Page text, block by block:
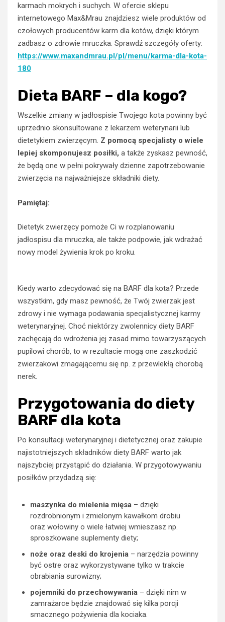
karmach mokrych i suchych. W ofercie sklepu
internetowego Max&Mrau znajdziesz wiele produktów od
czołowych producentów karm dla kotów, dzięki którym
zadbasz o zdrowie mruczka. Sprawdź szczegóły oferty:
https://www.maxandmrau.pl/pl/menu/karma-dla-kota-
180
Dieta BARF – dla kogo?
Wszelkie zmiany w jadłospisie Twojego kota powinny być
uprzednio skonsultowane z lekarzem weterynarii lub
dietetykiem zwierzęcym. Z pomocą specjalisty o wiele
lepiej skomponujesz posiłki, a także zyskasz pewność,
że będą one w pełni pokrywały dzienne zapotrzebowanie
zwierzęcia na najważniejsze składniki diety.
Pamiętaj:
Dietetyk zwierzęcy pomoże Ci w rozplanowaniu
jadłospisu dla mruczka, ale także podpowie, jak wdrażać
nowy model żywienia krok po kroku.
Kiedy warto zdecydować się na BARF dla kota? Przede
wszystkim, gdy masz pewność, że Twój zwierzak jest
zdrowy i nie wymaga podawania specjalistycznej karmy
weterynaryjnej. Choć niektórzy zwolennicy diety BARF
zachęcają do wdrożenia jej zasad mimo towarzyszących
pupilowi chorób, to w rezultacie mogą one zaszkodzić
zwierzakowi zmagającemu się np. z przewlekłą chorobą
nerek.
Przygotowania do diety
BARF dla kota
Po konsultacji weterynaryjnej i dietetycznej oraz zakupie
najistotniejszych składników diety BARF warto jak
najszybciej przystąpić do działania. W przygotowywaniu
posiłków przydadzą się:
maszynka do mielenia mięsa – dzięki
rozdrobnionym i zmielonym kawałkom drobiu
oraz wołowiny o wiele łatwiej wmieszasz np.
sproszkowane suplementy diety;
noże oraz deski do krojenia – narzędzia powinny
być ostre oraz wykorzystywane tylko w trakcie
obrabiania surowizny;
pojemniki do przechowywania – dzięki nim w
zamrażarce będzie znajdować się kilka porcji
smacznego pożywienia dla kociaka.